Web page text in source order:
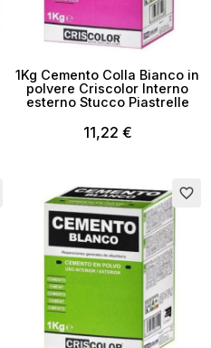
1Kg Cemento Colla Bianco in
polvere Criscolor Interno
esterno Stucco Piastrelle
11,22 €
favorite_border